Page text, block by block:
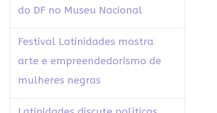
do DF no Museu Nacional
Festival Latinidades mostra
arte e empreendedorismo de
mulheres negras